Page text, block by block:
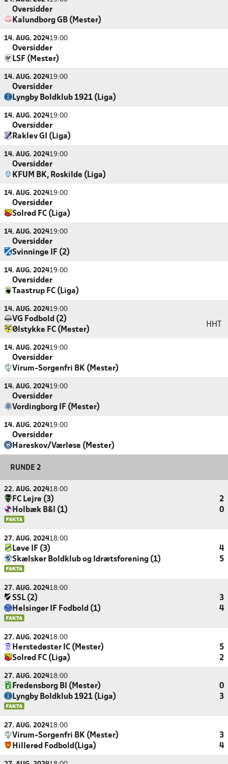
Oversidder
Kalundborg GB (Mester)
14. AUG. 202419:00
Oversidder
LSF (Mester)
14. AUG. 202419:00
Oversidder
Lyngby Boldklub 1921 (Liga)
14. AUG. 202419:00
Oversidder
Raklev GI (Liga)
14. AUG. 202419:00
Oversidder
KFUM BK, Roskilde (Liga)
14. AUG. 202419:00
Oversidder
Solrød FC (Liga)
14. AUG. 202419:00
Oversidder
Svinninge IF (2)
14. AUG. 202419:00
Oversidder
Taastrup FC (Liga)
14. AUG. 202419:00
VG Fodbold (2)
Ølstykke FC (Mester)
HHT
14. AUG. 202419:00
Oversidder
Virum-Sorgenfri BK (Mester)
14. AUG. 202419:00
Oversidder
Vordingborg IF (Mester)
14. AUG. 202419:00
Oversidder
Hareskov/Værløse (Mester)
RUNDE 2
22. AUG. 202418:00
FC Lejre (3)
2
Holbæk B&I (1)
0
27. AUG. 202418:00
Løve IF (3)
4
Skælskør Boldklub og Idrætsforening (1)
5
27. AUG. 202418:00
SSL (2)
3
Helsingør IF Fodbold (1)
4
27. AUG. 202418:00
Herstedøster IC (Mester)
5
Solrød FC (Liga)
2
27. AUG. 202418:00
Fredensborg BI (Mester)
0
Lyngby Boldklub 1921 (Liga)
3
27. AUG. 202418:00
Virum-Sorgenfri BK (Mester)
3
Hillerød Fodbold(Liga)
4